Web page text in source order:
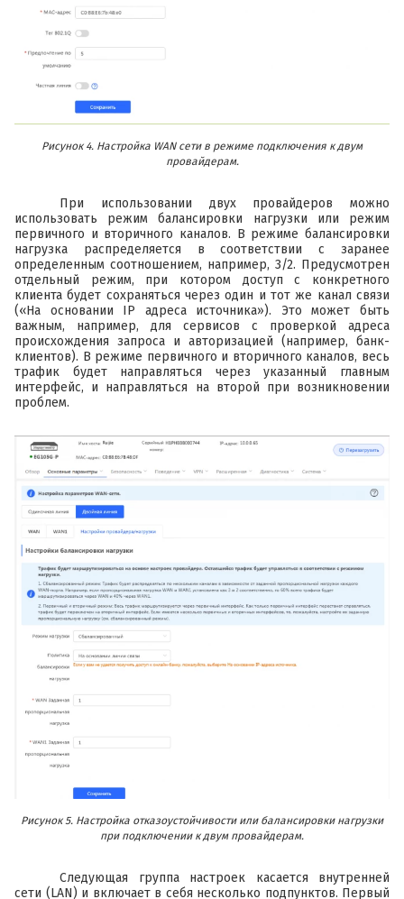
Рисунок 4. Настройка WAN сети в режиме подключения к двум
провайдерам.
При использовании двух провайдеров можно
использовать режим балансировки нагрузки или режим
первичного и вторичного каналов. В режиме балансировки
нагрузка распределяется в соответствии с заранее
определенным соотношением, например, 3/2. Предусмотрен
отдельный режим, при котором доступ с конкретного
клиента будет сохраняться через один и тот же канал связи
(«На основании IP адреса источника»). Это может быть
важным, например, для сервисов с проверкой адреса
происхождения запроса и авторизацией (например, банк-
клиентов). В режиме первичного и вторичного каналов, весь
трафик будет направляться через указанный главным
интерфейс, и направляться на второй при возникновении
проблем.
Рисунок 5. Настройка отказоустойчивости или балансировки нагрузки
при подключении к двум провайдерам.
Следующая группа настроек касается внутренней
сети (LAN) и включает в себя несколько подпунктов. Первый